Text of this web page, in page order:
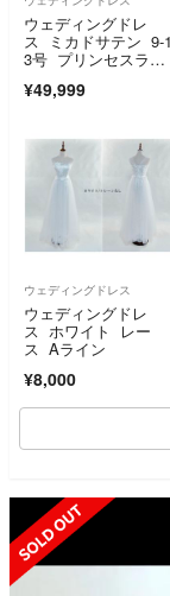
ウェディングドレ
ス ミカドサテン 9-1
3号 プリンセスライ
¥49,999
ウェディングドレス
ウェディングドレ
ス ホワイト レー
ス Aライン
¥8,000